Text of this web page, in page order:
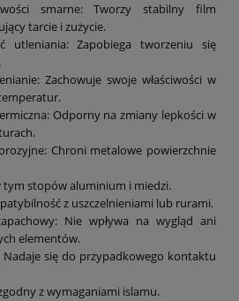
smarne: Tworzy stabilny film
tarcie i zużycie.
utleniania: Zapobiega tworzeniu się
Zachowuje swoje właściwości w
Odporny na zmiany lepkości w
Chroni metalowe powierzchnie
tym stopów aluminium i miedzi.
z uszczelnieniami lub rurami.
Nie wpływa na wygląd ani
elementów.
Nadaje się do przypadkowego kontaktu
z wymaganiami islamu.